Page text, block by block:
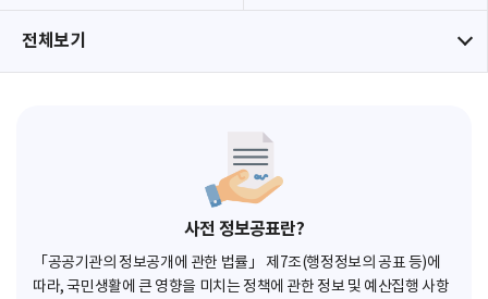
전체보기
사전 정보공표란?
「공공기관의 정보공개에 관한 법률」 제7조(행정정보의 공표 등)에
따라, 국민생활에 큰 영향을 미치는 정책에 관한 정보 및 예산집행 사항